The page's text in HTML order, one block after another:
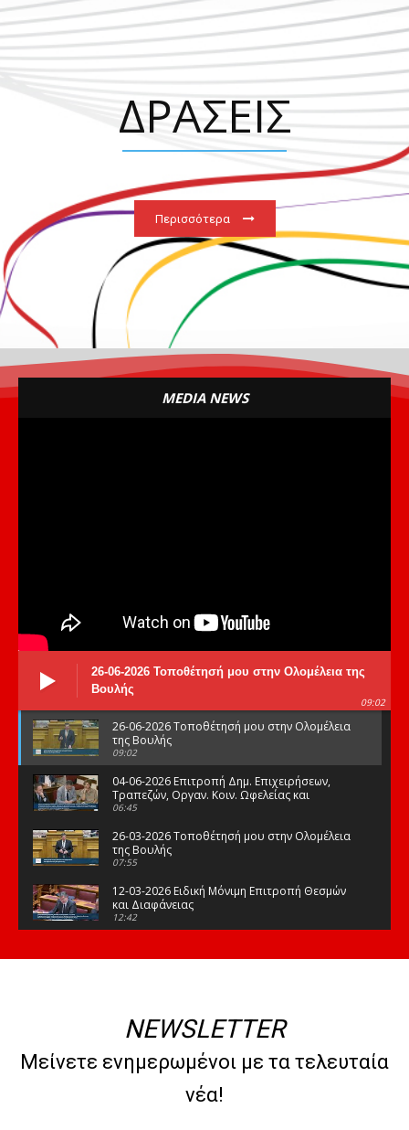
ΔΡΑΣΕΙΣ
Περισσότερα
MEDIA NEWS
26-06-2026 Τοποθέτησή μου στην Ολομέλεια της
Βουλής
09:02
26-06-2026 Τοποθέτησή μου στην Ολομέλεια
της Βουλής
09:02
04-06-2026 Επιτροπή Δημ. Επιχειρήσεων,
Τραπεζών, Οργαν. Κοιν. Ωφελείας και
Φορέων Κοινων. Ασφάλισης
06:45
26-03-2026 Τοποθέτησή μου στην Ολομέλεια
της Βουλής
07:55
12-03-2026 Ειδική Μόνιμη Επιτροπή Θεσμών
και Διαφάνειας
12:42
της Βουλής
08:47
10-02-2026 Διαρκής Επιτροπή Μορφωτικών
Υποθέσεων
NEWSLETTER
Μείνετε ενημερωμένοι με τα τελευταία
νέα!